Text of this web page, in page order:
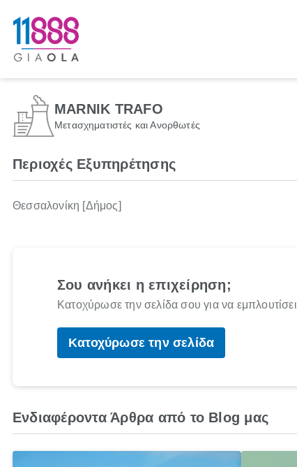
MARNIK TRAFO
Μετασχηματιστές και Ανορθωτές
Περιοχές Εξυπηρέτησης
Θεσσαλονίκη [Δήμος]
Σου ανήκει η επιχείρηση;
Κατοχύρωσε την σελίδα σου για να
Κατοχύρωσε την σελίδα
Ενδιαφέροντα Άρθρα από το Blog μας